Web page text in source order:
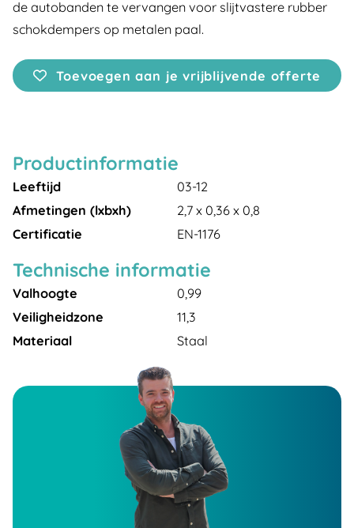
de autobanden te vervangen voor slijtvastere rubber
schokdempers op metalen paal.
Toevoegen aan je vrijblijvende offerte
Productinformatie
Leeftijd
03-12
Afmetingen (lxbxh)
2,7 x 0,36 x 0,8
Certificatie
EN-1176
Technische informatie
Valhoogte
0,99
Veiligheidzone
11,3
Materiaal
Staal